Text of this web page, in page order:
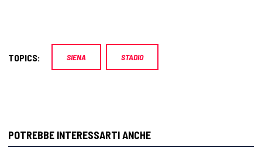
TOPICS: SIENA STADIO
POTREBBE INTERESSARTI ANCHE